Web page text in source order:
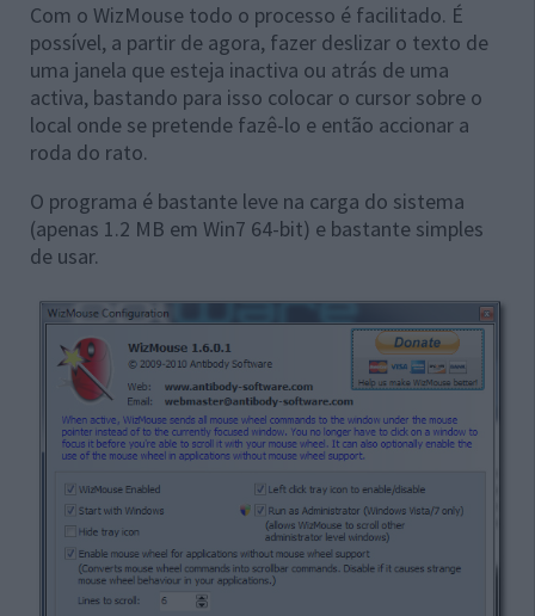
Com o WizMouse todo o processo é facilitado. É
possível, a partir de agora, fazer deslizar o texto de
uma janela que esteja inactiva ou atrás de uma
activa, bastando para isso colocar o cursor sobre o
local onde se pretende fazê-lo e então accionar a
roda do rato.
O programa é bastante leve na carga do sistema
(apenas 1.2 MB em Win7 64-bit) e bastante simples
de usar.